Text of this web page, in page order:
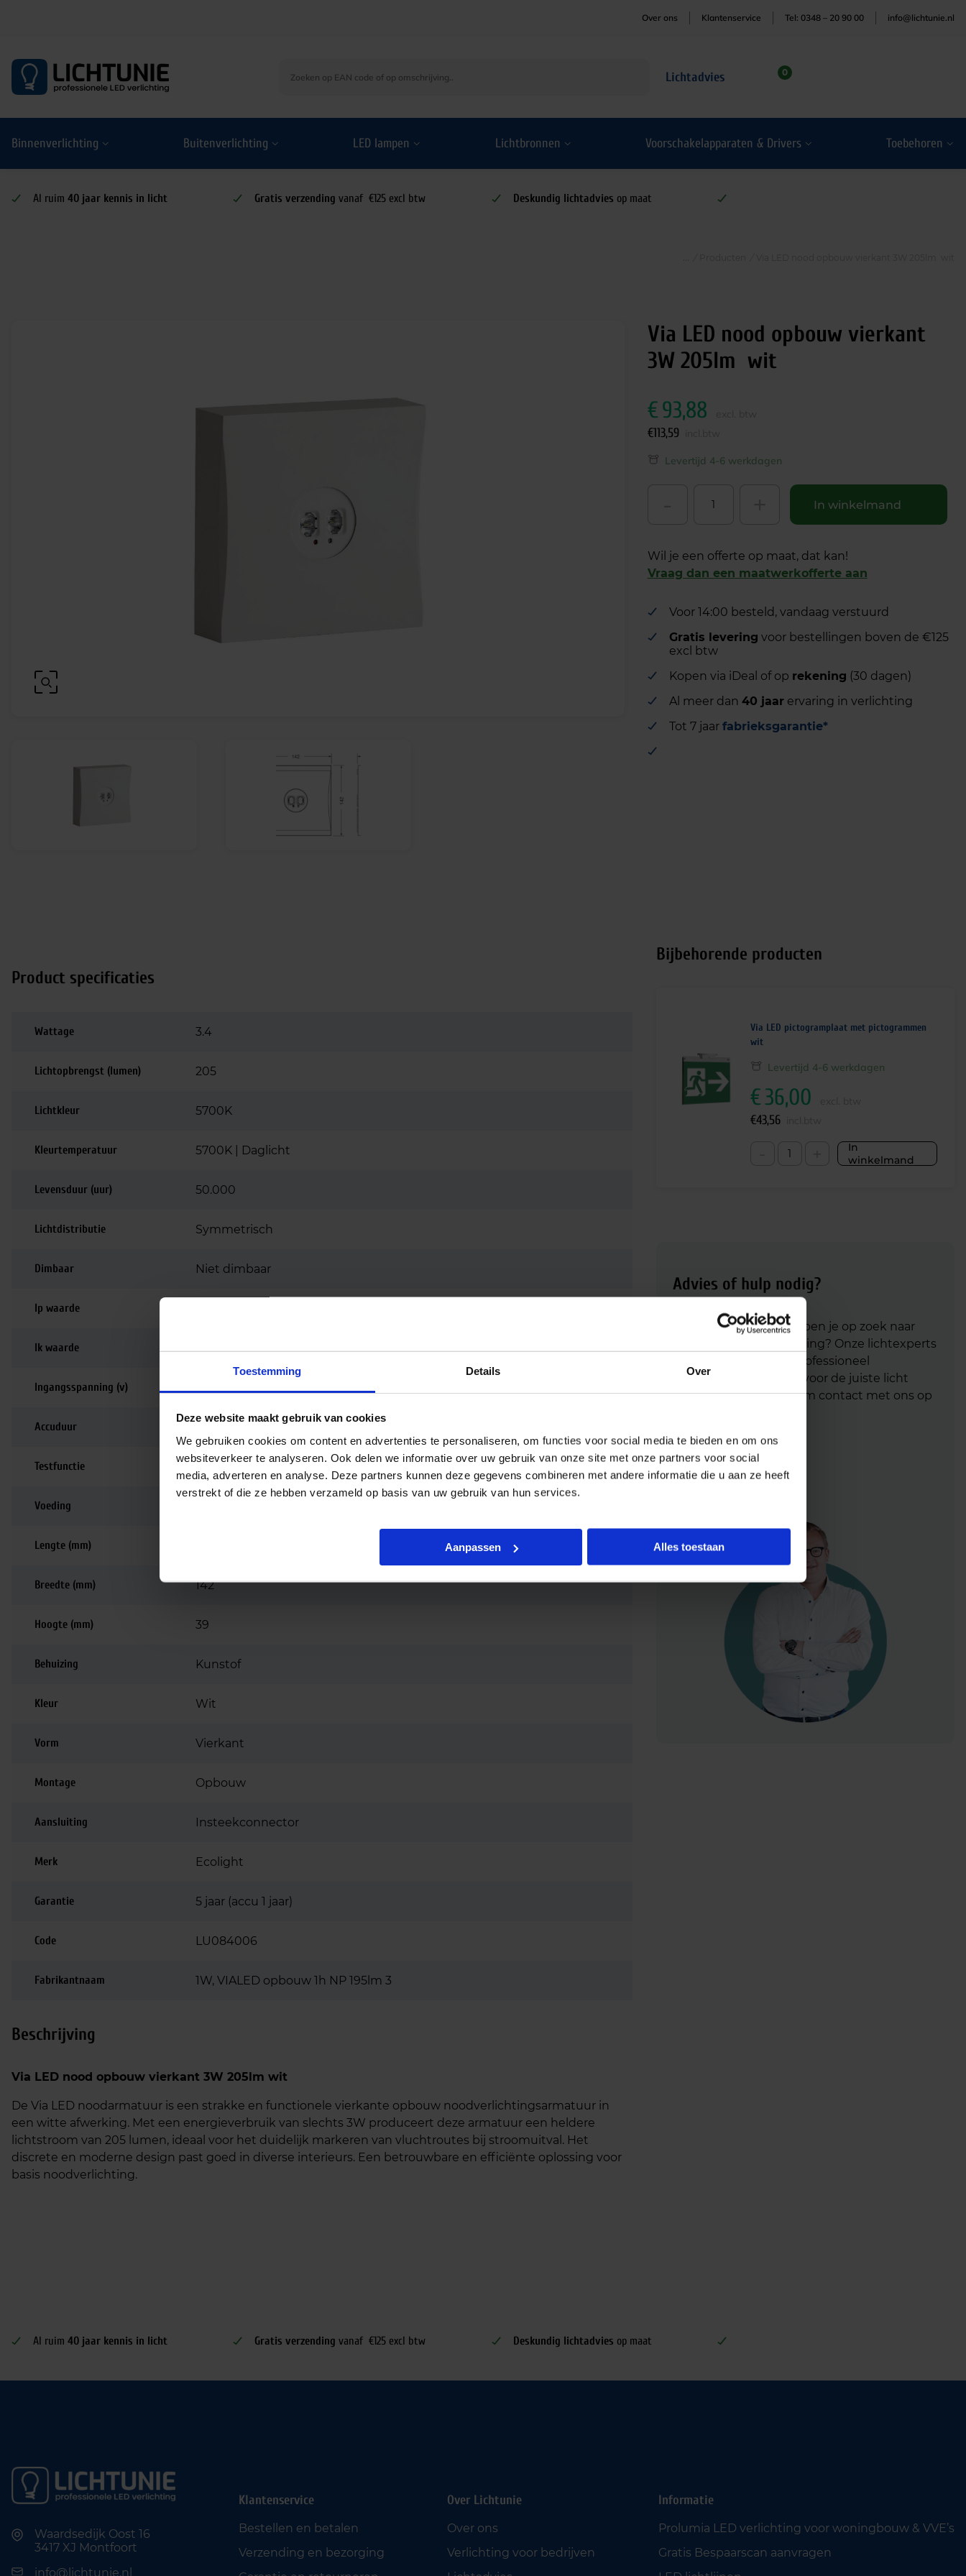
Toestemming Details Over
Deze website maakt gebruik van cookies
We gebruiken cookies om content en advertenties te personaliseren, om functies voor social media te bieden en om ons
websiteverkeer te analyseren. Ook delen we informatie over uw gebruik van onze site met onze partners voor social
media, adverteren en analyse. Deze partners kunnen deze gegevens combineren met andere informatie die u aan ze heeft
verstrekt of die ze hebben verzameld op basis van uw gebruik van hun services.
Aanpassen Alles toestaan
Over ons Klantenservice Tel: 0348 – 20 90 00 info@lichtunie.nl
Lichtadvies 0
Binnenverlichting Buitenverlichting LED lampen Lichtbronnen Voorschakelapparaten & Drivers Toebehoren
Al ruim 40 jaar kennis in licht Gratis verzending vanaf €125 excl btw Deskundig lichtadvies op maat
Via LED nood opbouw vierkant
3W 205lm wit
€93,88
€113,59
Levertijd 4-6 werkdagen
In winkelmand
Wil je een offerte op maat, dat kan!
Vraag dan een maatwerkofferte aan
Voor 14:00 besteld, vandaag verstuurd
Gratis levering voor bestellingen boven de €125
excl btw
Kopen via iDeal of op rekening (30 dagen)
Al meer dan 40 jaarervaring in verlichting
Tot 7 jaar fabrieksgarantie*
Product specificaties
Wattage 3.4
Lichtopbrengst (lumen) 205
Lichtkleur 5700K
Kleurtemperatuur 5700K | Daglicht
Levensduur (uur) 50.000
Lichtdistributie Symmetrisch
Dimbaar Niet dimbaar
Ip waarde
Ik waarde IK04
Ingangsspanning (v) 220-240
Accuduur
Testfunctie Testknop
Voeding
Lengte (mm)
Breedte (mm) 142
Hoogte (mm) 39
Behuizing Kunstof
Kleur Wit
Vorm Vierkant
Montage Opbouw
Aansluiting Insteekconnector
Merk Ecolight
Garantie 5 jaar (accu 1 jaar)
Code LU084006
Fabrikantnaam 1W, VIALED opbouw 1h NP 195lm 3
Beschrijving
Via LED nood opbouw vierkant 3W 205lm wit
De Via LED noodarmatuur is een strakke en functionele vierkante opbouw noodverlichtingsarmatuur in
een witte afwerking. Met een energieverbruik van slechts 3W produceert deze armatuur een heldere
lichtstroom van 205 lumen, ideaal voor het duidelijk markeren van vluchtroutes bij stroomuitval. Het
discrete en moderne design past goed in diverse interieurs. Een betrouwbare en efficiënte oplossing voor
basis noodverlichting.
Bijbehorende producten
Via LED pictogramplaat met pictogrammen
wit
Levertijd 4-6 werkdagen
In
winkelmand
€36,00
€43,56
Advies of hulp nodig?
Heb je advies nodig of ben je op zoek naar
een alternatieve oplossing? Onze lichtexperts
helpen je graag met professioneel
lichtadvies
en zorgen voor de juiste licht
oplossing. Aarzel niet om contact met ons op
Bel+31(0)348 209 000
Al ruim 40 jaar kennis in licht Gratis verzending vanaf €125 excl btw Deskundig lichtadvies op maat
Waardsedijk Oost 16
3417 XJ Montfoort
info@lichtunie.nl
Klantenservice
Bestellen en betalen
Verzending en bezorging
Over Lichtunie
Over ons
Verlichting voor bedrijven
Informatie
Prolumia LED verlichting voor woningbouw & VVE’s
Gratis Bespaarscan aanvragen